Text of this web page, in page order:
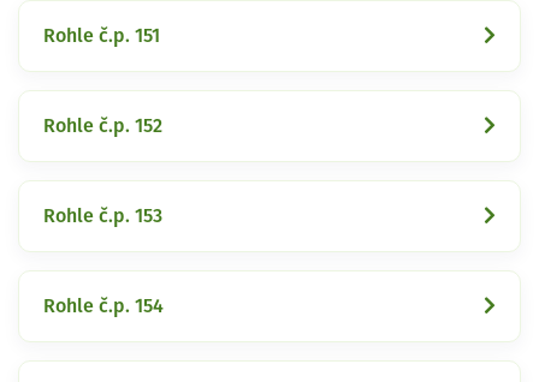
Rohle č.p. 151
Rohle č.p. 152
Rohle č.p. 153
Rohle č.p. 154